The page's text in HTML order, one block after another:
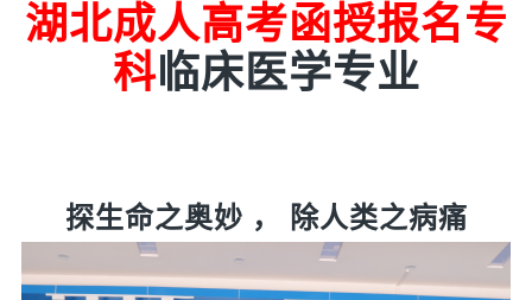
湖北成人高考函授报名专
科临床医学专业
探生命之奥妙 ， 除人类之病痛